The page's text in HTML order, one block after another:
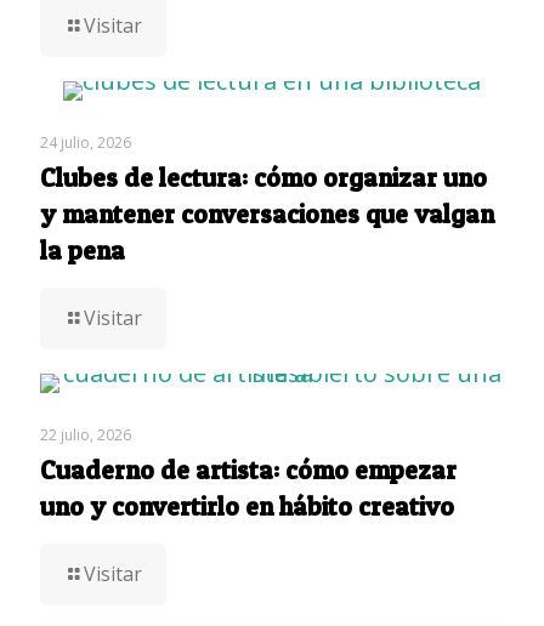
Visitar
24 julio, 2026
Clubes de lectura: cómo organizar uno
y mantener conversaciones que valgan
la pena
Visitar
22 julio, 2026
Cuaderno de artista: cómo empezar
uno y convertirlo en hábito creativo
Visitar